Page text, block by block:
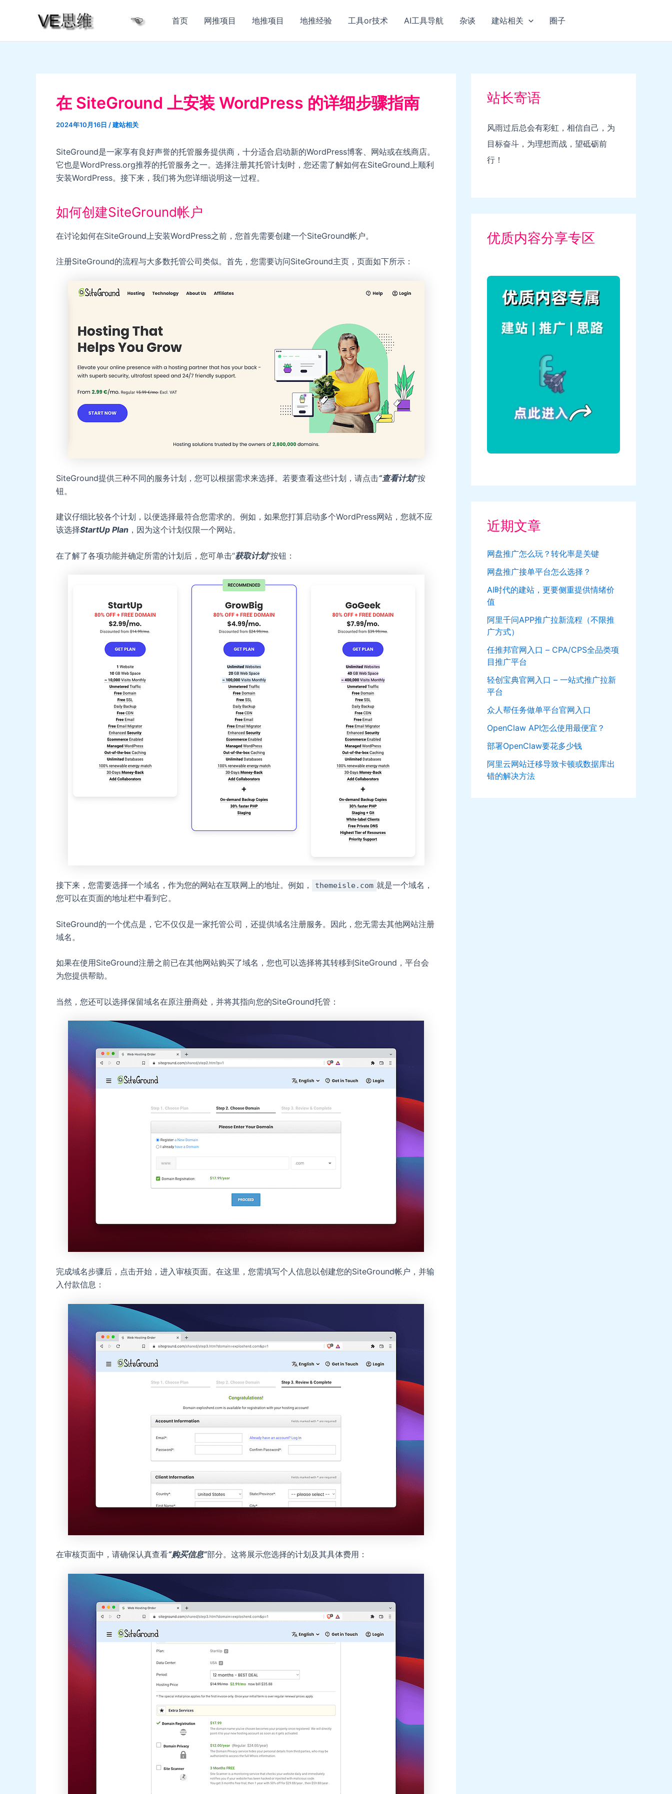
首页 网推项目 地推项目 地推经验 工具or技术 AI工具导航 杂谈 建站相关 圈子
在 SiteGround 上安装 WordPress 的详细步骤指南
2024年10月16日 /建站相关
SiteGround是一家享有良好声誉的托管服务提供商，十分适合启动新的WordPress博客、网站或在线商店。
它也是WordPress.org推荐的托管服务之一。选择注册其托管计划时，您还需了解如何在SiteGround上顺利
安装WordPress。接下来，我们将为您详细说明这一过程。
如何创建SiteGround帐户
在讨论如何在SiteGround上安装WordPress之前，您首先需要创建一个SiteGround帐户。
注册SiteGround的流程与大多数托管公司类似。首先，您需要访问SiteGround主页，页面如下所示：
SiteGround提供三种不同的服务计划，您可以根据需求来选择。若要查看这些计划，请点击“查看计划”按
钮。
建议仔细比较各个计划，以便选择最符合您需求的。例如，如果您打算启动多个WordPress网站，您就不应
该选择StartUp Plan ，因为这个计划仅限一个网站。
在了解了各项功能并确定所需的计划后，您可单击“获取计划”按钮：
接下来，您需要选择一个域名，作为您的网站在互联网上的地址。例如， themeisle.com 就是一个域名，
您可以在页面的地址栏中看到它。
SiteGround的一个优点是，它不仅仅是一家托管公司，还提供域名注册服务。因此，您无需去其他网站注册
域名。
如果在使用SiteGround注册之前已在其他网站购买了域名，您也可以选择将其转移到SiteGround，平台会
为您提供帮助。
当然，您还可以选择保留域名在原注册商处，并将其指向您的SiteGround托管：
完成域名步骤后，点击开始，进入审核页面。在这里，您需填写个人信息以创建您的SiteGround帐户，并输
入付款信息：
在审核页面中，请确保认真查看“购买信息”部分。这将展示您选择的计划及其具体费用：
站长寄语
风雨过后总会有彩虹，相信自己，为
目标奋斗，为理想而战，望砥砺前
行！
优质内容分享专区
近期文章
网盘推广怎么玩？转化率是关键
网盘推广接单平台怎么选择？
AI时代的建站，更要侧重提供情绪价
值
阿里千问APP推广拉新流程（不限推
广方式）
任推邦官网入口 – CPA/CPS全品类项
目推广平台
轻创宝典官网入口 – 一站式推广拉新
平台
众人帮任务做单平台官网入口
OpenClaw API怎么使用最便宜？
部署OpenClaw要花多少钱
阿里云网站迁移导致卡顿或数据库出
错的解决方法